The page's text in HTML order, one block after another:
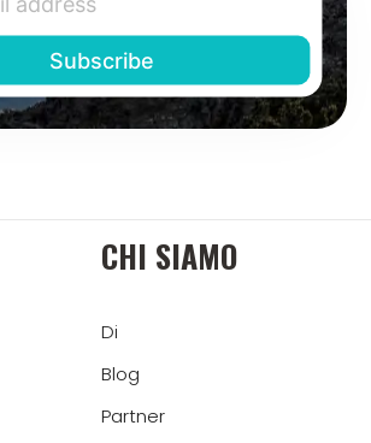
CHI SIAMO
Di
Blog
Partner